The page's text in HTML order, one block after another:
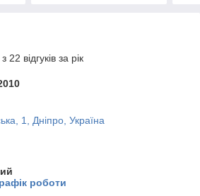
відгуків за рік
1, Дніпро, Україна
роботи